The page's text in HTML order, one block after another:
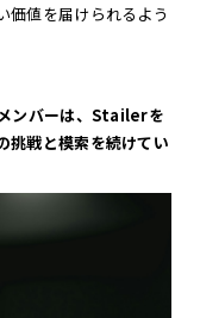
価値を届けられるよう
ンバーは、Stailerを
挑戦と模索を続けてい